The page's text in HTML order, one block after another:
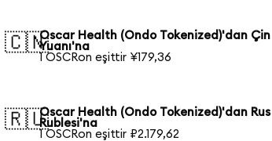
🇨🇳Oscar Health (Ondo Tokenized)'dan Çin
Yuanı'na
1 OSCRon eşittir ¥179,36
🇷🇺Oscar Health (Ondo Tokenized)'dan Rus
Rublesi'na
1 OSCRon eşittir ₽2.179,62